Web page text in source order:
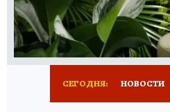
СЕГОДНЯ: НОВОСТИ